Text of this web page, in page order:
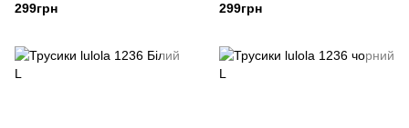
299грн 299грн